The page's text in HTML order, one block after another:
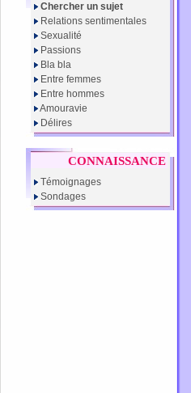
Chercher un sujet
Relations sentimentales
Sexualité
Passions
Bla bla
Entre femmes
Entre hommes
Amouravie
Délires
CONNAISSANCE
Témoignages
Sondages